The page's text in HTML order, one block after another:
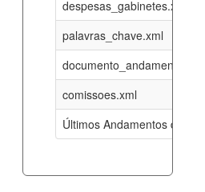
despesas_gabinetes.xml
palavras_chave.xml
documento_andamento.xml
comissoes.xml
Últimos Andamentos de
08-08-
08-08-
08-08-